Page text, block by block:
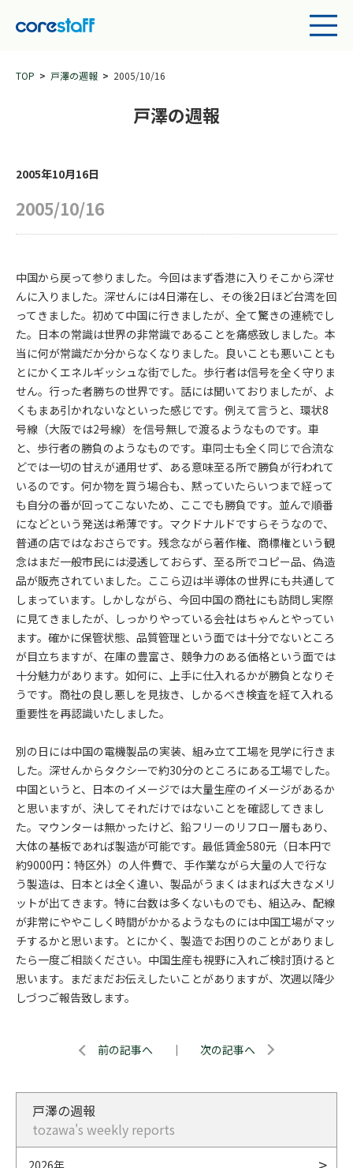
TOP 戸澤の週報 2005/10/16
戸澤の週報
2005年10月16日
2005/10/16
中国から戻って参りました。今回はまず香港に入りそこから深せ
んに入りました。深せんには4日滞在し、その後2日ほど台湾を回
ってきました。初めて中国に行きましたが、全て驚きの連続でし
た。日本の常識は世界の非常識であることを痛感致しました。本
当に何が常識だか分からなくなりました。良いことも悪いことも
とにかくエネルギッシュな街でした。歩行者は信号を全く守りま
せん。行った者勝ちの世界です。話には聞いておりましたが、よ
くもまあ引かれないなといった感じです。例えて言うと、環状8
号線（大阪では2号線）を信号無しで渡るようなものです。車
と、歩行者の勝負のようなものです。車同士も全く同じで合流な
どでは一切の甘えが通用せず、ある意味至る所で勝負が行われて
いるのです。何か物を買う場合も、黙っていたらいつまで経って
も自分の番が回ってこないため、ここでも勝負です。並んで順番
になどという発送は希薄です。マクドナルドですらそうなので、
普通の店ではなおさらです。残念ながら著作権、商標権という観
念はまだ一般市民には浸透しておらず、至る所でコピー品、偽造
品が販売されていました。ここら辺は半導体の世界にも共通して
しまっています。しかしながら、今回中国の商社にも訪問し実際
に見てきましたが、しっかりやっている会社はちゃんとやってい
ます。確かに保管状態、品質管理という面では十分でないところ
が目立ちますが、在庫の豊富さ、競争力のある価格という面では
十分魅力があります。如何に、上手に仕入れるかが勝負となりそ
うです。商社の良し悪しを見抜き、しかるべき検査を経て入れる
重要性を再認識いたしました。
別の日には中国の電機製品の実装、組み立て工場を見学に行きま
した。深せんからタクシーで約30分のところにある工場でした。
中国というと、日本のイメージでは大量生産のイメージがあるか
と思いますが、決してそれだけではないことを確認してきまし
た。マウンターは無かったけど、鉛フリーのリフロー層もあり、
大体の基板であれば製造が可能です。最低賃金580元（日本円で
約9000円：特区外）の人件費で、手作業ながら大量の人で行な
う製造は、日本とは全く違い、製品がうまくはまれば大きなメリ
ットが出てきます。特に台数は多くないものでも、組込み、配線
が非常にややこしく時間がかかるようなものには中国工場がマッ
チするかと思います。とにかく、製造でお困りのことがありまし
たら一度ご相談ください。中国生産も視野に入れご検討頂けると
思います。まだまだお伝えしたいことがありますが、次週以降少
しづつご報告致します。
前の記事へ ｜ 次の記事へ
戸澤の週報
tozawa's weekly reports
2026年